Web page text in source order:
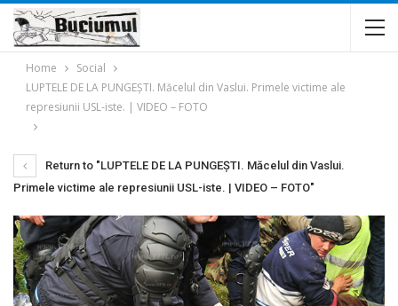
Home
Social
LUPTELE DE LA PUNGEȘTI. Măcelul din Vaslui. Primele victime ale
represiunii USL-iste. | VIDEO – FOTO
Return to "LUPTELE DE LA PUNGEȘTI. Măcelul din Vaslui.
Primele victime ale represiunii USL-iste. | VIDEO – FOTO"